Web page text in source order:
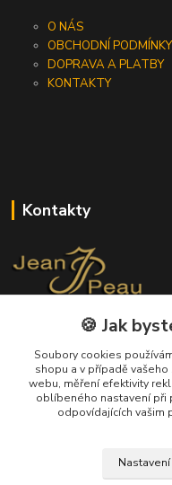
O NÁS
OBCHODNÍ PODMÍNKY
DOPRAVA A PLATBY
KONTAKTY
Kontakty
+420 733 562 259
info@jeanpeau.cz
🍪 Jak
Soubory cookies
shopu a v případě
webu, měření efektivity
oblíbeného nastavení při
odpovídajících vašim
Nastavení